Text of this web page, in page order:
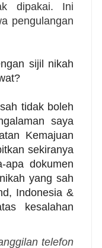
dipakai. Ini
pengulangan
sijil nikah
tidak boleh
saya
Kemajuan
sekiranya
apa dokumen
yang sah
Indonesia &
kesalahan
telefon